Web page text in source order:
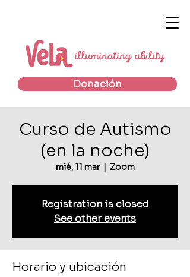
Donación
Curso de Autismo
(en la noche)
mié, 11 mar
  |
Zoom
Registration is closed
See other events
Horario y ubicación